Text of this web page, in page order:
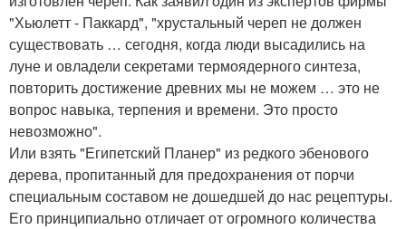
"Хьюлетт - Паккард", "хрустальный череп не должен
существовать … сегодня, когда люди высадились на
луне и овладели секретами термоядерного синтеза,
повторить достижение древних мы не можем … это не
вопрос навыка, терпения и времени. Это просто
невозможно".
Или взять "Египетский Планер" из редкого эбенового
дерева, пропитанный для предохранения от порчи
специальным составом не дошедшей до нас рецептуры.
Его принципиально отличает от огромного количества